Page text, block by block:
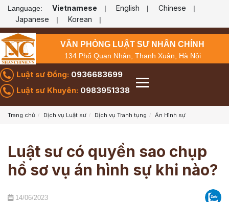
Language: Vietnamese | English | Chinese |
Japanese | Korean |
VĂN PHÒNG LUẬT SƯ NHÂN CHÍNH
134 Phố Quan Nhân, Thanh Xuân, Hà Nội
Luật sư Đồng: 0936683699
Luật sư Khuyên: 0983951338
Trang chủ Dịch vụ Luật sư Dịch vụ Tranh tụng Án Hình sự
Luật sư có quyền sao chụp
hồ sơ vụ án hình sự khi nào?
14/06/2023